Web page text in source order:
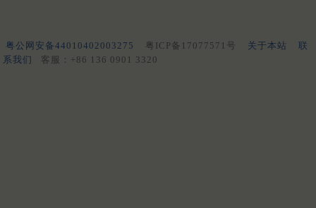
粤公网安备44010402003275 粤ICP备17077571号 关于本站
联
系我们
客服：+86 136 0901 3320